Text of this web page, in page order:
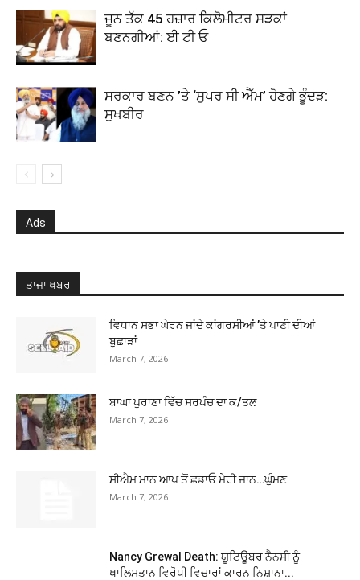
ਜੂਨ ਤੱਕ 45 ਹਜ਼ਾਰ ਕਿਲੋਮੀਟਰ ਸੜਕਾਂ
ਬਣਨਗੀਆਂ: ਈ ਟੀ ਓ
ਸਰਕਾਰ ਬਣਨ ’ਤੇ ‘ਸੁਪਰ ਸੀ ਐੱਮ’ ਹੋਣਗੇ ਭੂੰਦੜ:
ਸੁਖਬੀਰ
Ads
ਤਾਜਾ ਖਬਰ
ਵਿਧਾਨ ਸਭਾ ਘੇਰਨ ਜਾਂਦੇ ਕਾਂਗਰਸੀਆਂ ’ਤੇ ਪਾਣੀ ਦੀਆਂ
ਬੁਛਾੜਾਂ
March 7, 2026
ਬਾਘਾ ਪੁਰਾਣਾ ਵਿੱਚ ਸਰਪੰਚ ਦਾ ਕ/ਤਲ
March 7, 2026
ਸੀਐਮ ਮਾਨ ਆਪ ਤੋਂ ਛਡਾਓ ਮੇਰੀ ਜਾਨ…ਘੁੰਮਣ
March 7, 2026
Nancy Grewal Death: ਯੂਟਿਊਬਰ ਨੈਨਸੀ ਨੂੰ
ਖਾਲਿਸਤਾਨ ਵਿਰੋਧੀ ਵਿਚਾਰਾਂ ਕਾਰਨ ਨਿਸ਼ਾਨਾ...